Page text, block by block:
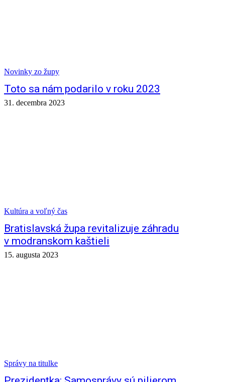
Novinky zo župy
Toto sa nám podarilo v roku 2023
31. decembra 2023
Kultúra a voľný čas
Bratislavská župa revitalizuje záhradu
v modranskom kaštieli
15. augusta 2023
Správy na titulke